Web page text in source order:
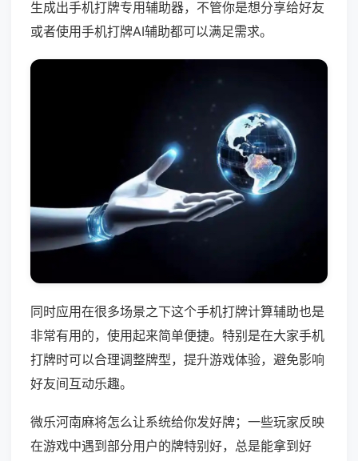
生成出手机打牌专用辅助器，不管你是想分享给好友
或者使用手机打牌AI辅助都可以满足需求。
同时应用在很多场景之下这个手机打牌计算辅助也是
非常有用的，使用起来简单便捷。特别是在大家手机
打牌时可以合理调整牌型，提升游戏体验，避免影响
好友间互动乐趣。
微乐河南麻将怎么让系统给你发好牌；一些玩家反映
在游戏中遇到部分用户的牌特别好，总是能拿到好